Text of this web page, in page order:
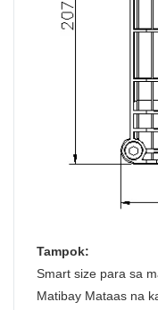
Tampok:
Smart size para sa
Matibay Mataas na